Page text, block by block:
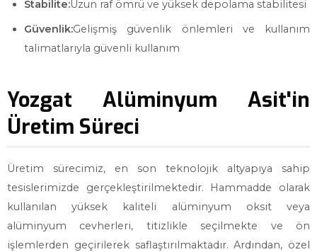
Stabilite:Uzun raf ömrü ve yüksek depolama stabilitesi
Güvenlik:Gelişmiş güvenlik önlemleri ve kullanım
talimatlarıyla güvenli kullanım
Yozgat Alüminyum Asit'in
Üretim Süreci
Üretim sürecimiz, en son teknolojik altyapıya sahip
tesislerimizde gerçekleştirilmektedir. Hammadde olarak
kullanılan yüksek kaliteli alüminyum oksit veya
alüminyum cevherleri, titizlikle seçilmekte ve ön
işlemlerden geçirilerek saflaştırılmaktadır. Ardından, özel